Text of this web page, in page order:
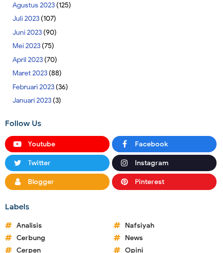
Agustus 2023(125)
Juli 2023(107)
Juni 2023(90)
Mei 2023(75)
April 2023(70)
Maret 2023(88)
Februari 2023(36)
Januari 2023(3)
Follow Us
Youtube Facebook
Twitter Instagram
Blogger Pinterest
Labels
Analisis
Cerbung
Cerpen
Nafsiyah
News
Opini